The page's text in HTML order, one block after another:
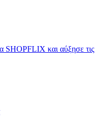
SHOPFLIX και αύξησε τις